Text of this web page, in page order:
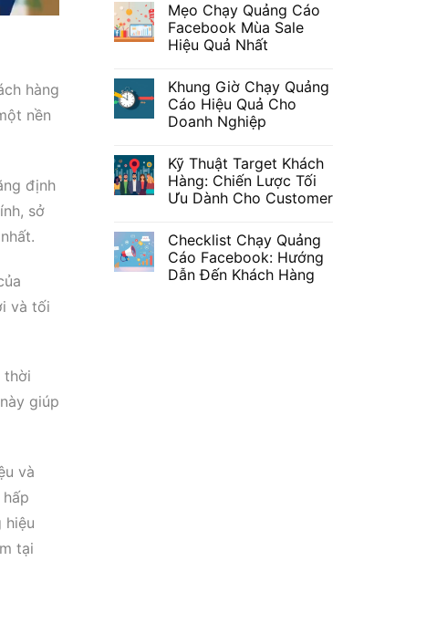
hàng
nền
định
sở
và tối
thời
giúp
và
hiệu
tại
Mẹo Chạy Quảng Cáo
Facebook Mùa Sale
Hiệu Quả Nhất
Khung Giờ Chạy Quảng
Cáo Hiệu Quả Cho
Doanh Nghiệp
Kỹ Thuật Target Khách
Hàng: Chiến Lược Tối
Ưu Dành Cho Customer
Checklist Chạy Quảng
Cáo Facebook: Hướng
Dẫn Đến Khách Hàng